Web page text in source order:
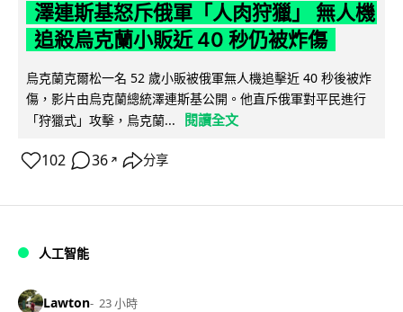
澤連斯基怒斥俄軍「人肉狩獵」 無人機
追殺烏克蘭小販近 40 秒仍被炸傷
烏克蘭克爾松一名 52 歲小販被俄軍無人機追擊近 40 秒後被炸
傷，影片由烏克蘭總統澤連斯基公開。他直斥俄軍對平民進行
「狩獵式」攻擊，烏克蘭...
閱讀全文
102 36 ↗ 分享
人工智能
Lawton 23 小時